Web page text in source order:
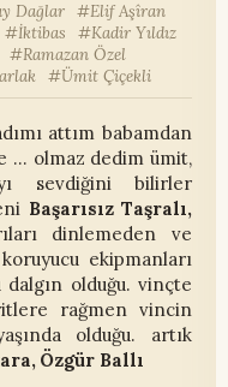
Dağlar
Elif Aşîran
İktibas
Kadir Yıldız
Ramazan Özel
Ümit Çiçekli
attım babamdan
... olmaz dedim ümit,
sevdiğini bilirler
Başarısız Taşralı,
dinlemeden ve
ekipmanları
dalgın olduğu. vinçte
rağmen vincin
olduğu. artık
Özgür Ballı